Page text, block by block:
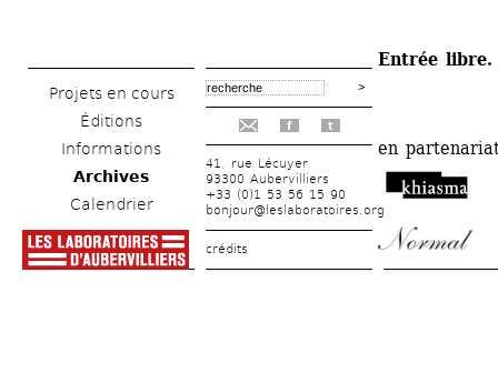
Projets en cours
Éditions
Informations
Archives
Calendrier
f t
41, rue Lécuyer
93300 Aubervilliers
+33 (0)1 53 56 15 90
bonjour@leslaboratoires.org
crédits
Entrée libre.
en